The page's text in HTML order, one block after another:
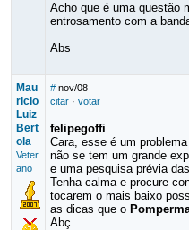
Acho que é uma questão
entrosamento com a
Abs
Mau
ricio
Luiz
Bert
ola
Veter
ano
# nov/08
citar· votar
felipegoffi
Cara, esse é um
não se tem um grande
e uma pesquisa prévia
Tenha calma e procure
tocarem o mais baixo
as dicas que o
Abç